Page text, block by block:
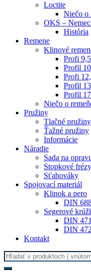
Loctite
Niečo o
OKS –
História
Remene
Klinové
Profi 9,5
Profil 10
Profi
Profil 13
Profil 17
Niečo o
Pružiny
Tlačné pružiny
Ťažné pružiny
Informácie
Náradie
Sada na
Stopkové frézy
Sťahováky
Spojovací materiál
Klinok a pero
DIN
Segerové
DIN
DIN
Kontakt
Search
for: